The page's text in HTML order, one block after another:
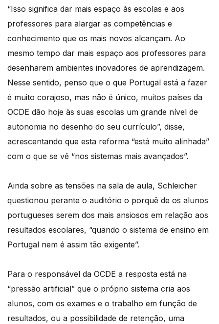
“Isso significa dar mais espaço às escolas e aos
professores para alargar as competências e
conhecimento que os mais novos alcançam. Ao
mesmo tempo dar mais espaço aos professores para
desenharem ambientes inovadores de aprendizagem.
Nesse sentido, penso que o que Portugal está a fazer
é muito corajoso, mas não é único, muitos países da
OCDE dão hoje às suas escolas um grande nível de
autonomia no desenho do seu currículo”, disse,
acrescentando que esta reforma “está muito alinhada”
com o que se vê “nos sistemas mais avançados”.
Ainda sobre as tensões na sala de aula, Schleicher
questionou perante o auditório o porquê de os alunos
portugueses serem dos mais ansiosos em relação aos
resultados escolares, “quando o sistema de ensino em
Portugal nem é assim tão exigente”.
Para o responsável da OCDE a resposta está na
“pressão artificial” que o próprio sistema cria aos
alunos, com os exames e o trabalho em função de
resultados, ou a possibilidade de retenção, uma